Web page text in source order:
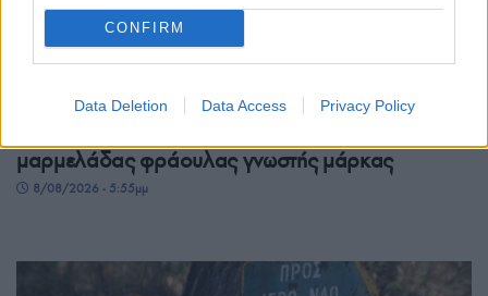
CONFIRM
Data Deletion Data Access Privacy Policy
μαρμελάδας φράουλας γνωστής μάρκας
8/08/2026 - 5:55μμ